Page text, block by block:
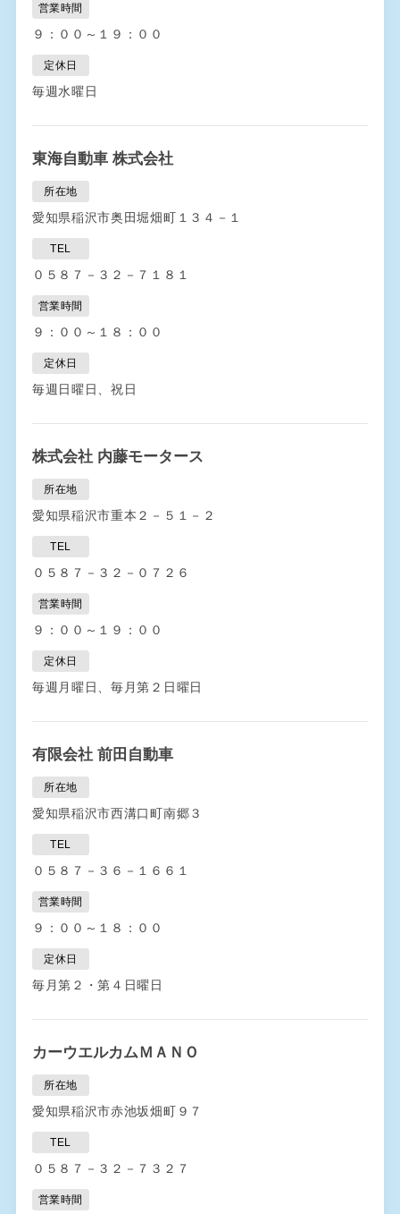
営業時間
９：００～１９：００
定休日
毎週水曜日
東海自動車 株式会社
所在地
愛知県稲沢市奥田堀畑町１３４－１
TEL
０５８７－３２－７１８１
営業時間
９：００～１８：００
定休日
毎週日曜日、祝日
株式会社 内藤モータース
所在地
愛知県稲沢市重本２－５１－２
TEL
０５８７－３２－０７２６
営業時間
９：００～１９：００
定休日
毎週月曜日、毎月第２日曜日
有限会社 前田自動車
所在地
愛知県稲沢市西溝口町南郷３
TEL
０５８７－３６－１６６１
営業時間
９：００～１８：００
定休日
毎月第２・第４日曜日
カーウエルカムＭＡＮＯ
所在地
愛知県稲沢市赤池坂畑町９７
TEL
０５８７－３２－７３２７
営業時間